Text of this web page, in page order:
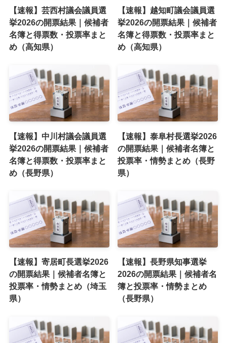
【速報】芸西村議会議員選
挙2026の開票結果｜候補者
名簿と得票数・投票率まと
め（高知県）
【速報】越知町議会議員選
挙2026の開票結果｜候補者
名簿と得票数・投票率まと
め（高知県）
【速報】中川村議会議員選
挙2026の開票結果｜候補者
名簿と得票数・投票率まと
め（長野県）
【速報】泰阜村長選挙2026
の開票結果｜候補者名簿と
投票率・情勢まとめ（長野
県）
【速報】寄居町長選挙2026
の開票結果｜候補者名簿と
投票率・情勢まとめ（埼玉
県）
【速報】長野県知事選挙
2026の開票結果｜候補者名
簿と投票率・情勢まとめ
（長野県）